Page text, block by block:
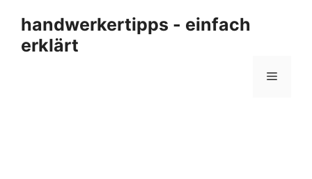
Inhalt
springen
handwerkertipps - einfach
erklärt
Menü